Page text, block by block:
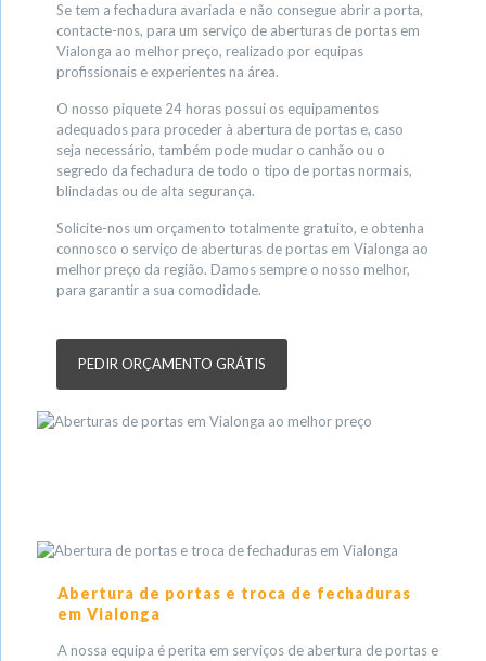
Se tem a fechadura avariada e não consegue abrir a porta,
contacte-nos, para um serviço de aberturas de portas em
Vialonga ao melhor preço, realizado por equipas
profissionais e experientes na área.
O nosso piquete 24 horas possui os equipamentos
adequados para proceder à abertura de portas e, caso
seja necessário, também pode mudar o canhão ou o
segredo da fechadura de todo o tipo de portas normais,
blindadas ou de alta segurança.
Solicite-nos um orçamento totalmente gratuito, e obtenha
connosco o serviço de aberturas de portas em Vialonga ao
melhor preço da região. Damos sempre o nosso melhor,
para garantir a sua comodidade.
PEDIR ORÇAMENTO GRÁTIS
Abertura de portas e troca de fechaduras
em Vialonga
A nossa equipa é perita em serviços de abertura de portas e